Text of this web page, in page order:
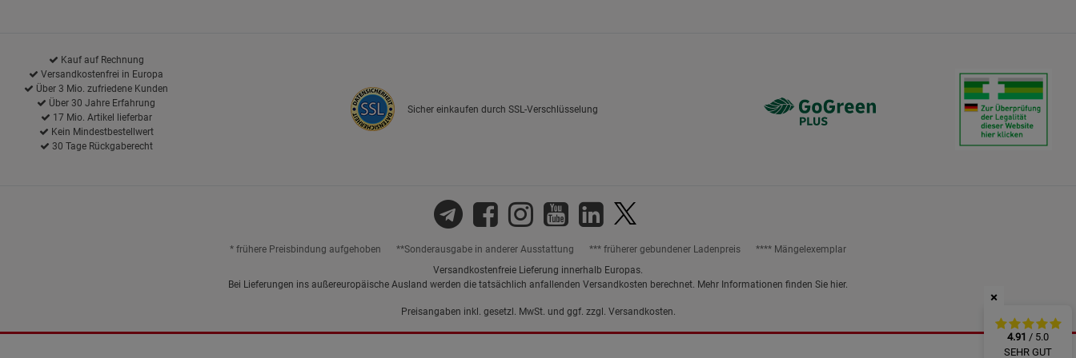
×
4.91 / 5.0
SEHR GUT
Kauf auf Rechnung
Versandkostenfrei in Europa
Über 3 Mio. zufriedene Kunden
Über 30 Jahre Erfahrung
17 Mio. Artikel lieferbar
Kein Mindestbestellwert
30 Tage Rückgaberecht
Sicher einkaufen durch SSL-Verschlüsselung
* frühere Preisbindung aufgehoben **Sonderausgabe in anderer Ausstattung *** früherer gebundener Ladenpreis
**** Mängelexemplar
Versandkostenfreie Lieferung innerhalb Europas.
Bei Lieferungen ins außereuropäische Ausland werden die tatsächlich anfallenden Versandkosten berechnet. Mehr Informationen finden Sie hier.
Preisangaben inkl. gesetzl. MwSt. und ggf. zzgl. Versandkosten.